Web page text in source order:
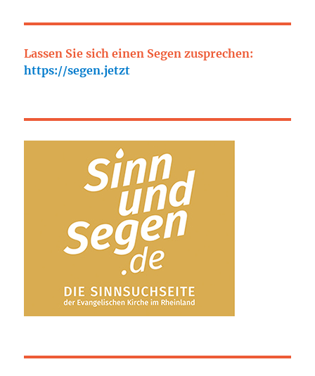
Lassen Sie sich einen Segen zusprechen:
https://segen.jetzt